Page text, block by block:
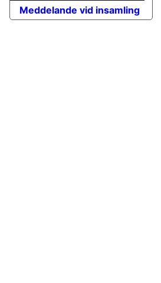
Meddelande vid insamling